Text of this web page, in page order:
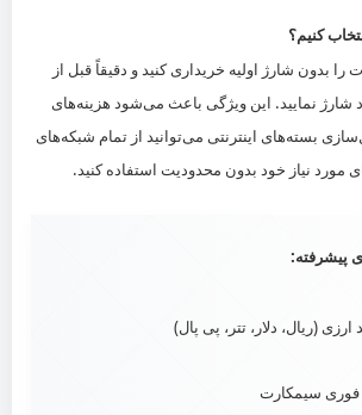
کنیم؟
بدون شارژ اولیه خریداری کنید و دقیقاً قبل از
شارژ نمایید. این ویژگی باعث می‌شود هزینه‌های
بسته‌های اینترنتی می‌توانید از تمام شبکه‌های
مورد نیاز خود بدون محدودیت استفاده کنید.
پیشرفته:
(ریال، دلار، تتر، پی پال)
فوری سیمکارت